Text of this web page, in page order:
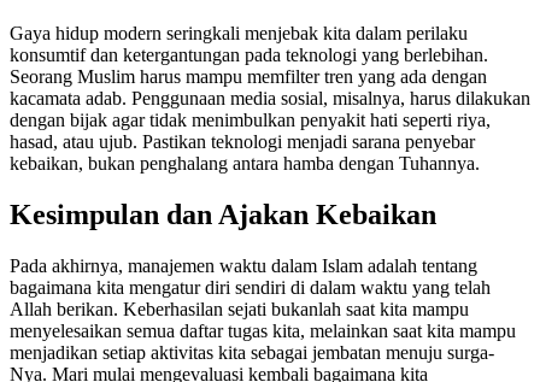
Gaya hidup modern seringkali menjebak kita dalam perilaku
konsumtif dan ketergantungan pada teknologi yang berlebihan.
Seorang Muslim harus mampu memfilter tren yang ada dengan
kacamata adab. Penggunaan media sosial, misalnya, harus dilakukan
dengan bijak agar tidak menimbulkan penyakit hati seperti riya,
hasad, atau ujub. Pastikan teknologi menjadi sarana penyebar
kebaikan, bukan penghalang antara hamba dengan Tuhannya.
Kesimpulan dan Ajakan Kebaikan
Pada akhirnya, manajemen waktu dalam Islam adalah tentang
bagaimana kita mengatur diri sendiri di dalam waktu yang telah
Allah berikan. Keberhasilan sejati bukanlah saat kita mampu
menyelesaikan semua daftar tugas kita, melainkan saat kita mampu
menjadikan setiap aktivitas kita sebagai jembatan menuju surga-
Nya. Mari mulai mengevaluasi kembali bagaimana kita